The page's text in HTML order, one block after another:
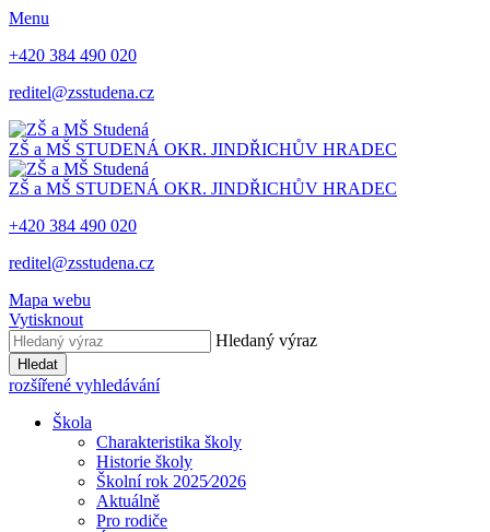
Menu
+420 384 490 020
reditel@zsstudena.cz
ZŠ a MŠ STUDENÁ OKR. JINDŘICHŮV HRADEC
ZŠ a MŠ STUDENÁ OKR. JINDŘICHŮV HRADEC
+420 384 490 020
reditel@zsstudena.cz
Mapa webu
Vytisknout
Hledaný výraz
Hledat
rozšířené vyhledávání
Škola
Charakteristika školy
Historie školy
Školní rok 2025⁄2026
Aktuálně
Pro rodiče